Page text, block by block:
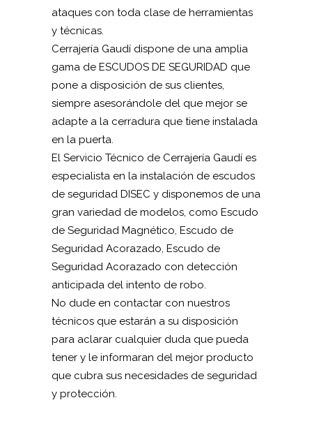
ataques con toda clase de herramientas
y técnicas.
Cerrajería Gaudí dispone de una amplia
gama de ESCUDOS DE SEGURIDAD que
pone a disposición de sus clientes,
siempre asesorándole del que mejor se
adapte a la cerradura que tiene instalada
en la puerta.
El Servicio Técnico de Cerrajería Gaudí es
especialista en la instalación de escudos
de seguridad DISEC y disponemos de una
gran variedad de modelos, como Escudo
de Seguridad Magnético, Escudo de
Seguridad Acorazado, Escudo de
Seguridad Acorazado con detección
anticipada del intento de robo.
No dude en contactar con nuestros
técnicos que estarán a su disposición
para aclarar cualquier duda que pueda
tener y le informaran del mejor producto
que cubra sus necesidades de seguridad
y protección.